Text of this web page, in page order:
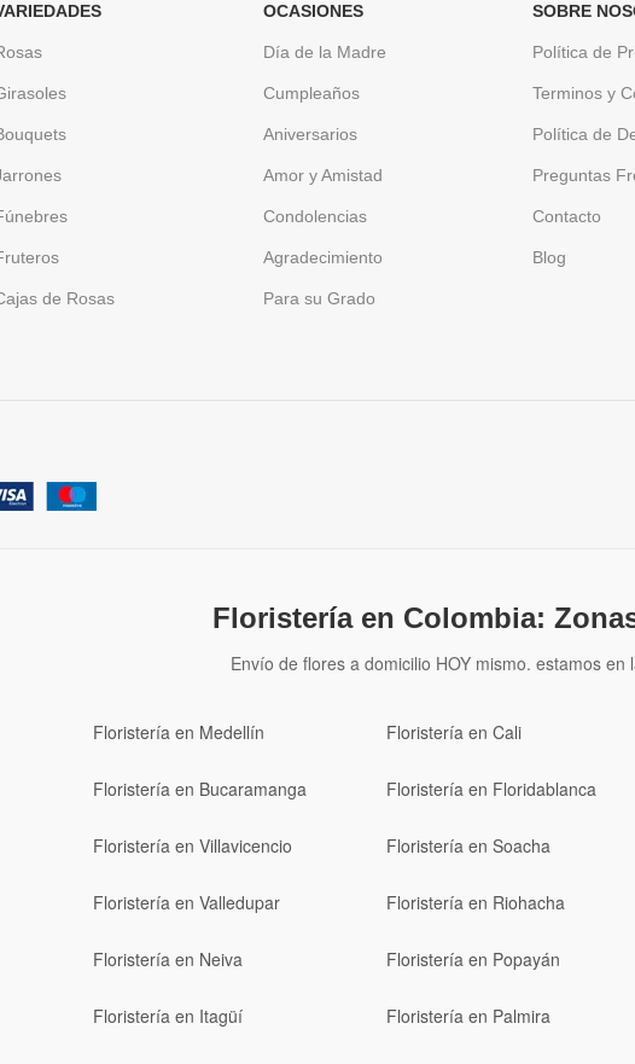
de Rosas
OCASIONES
Día de la Madre
Cumpleaños
Aniversarios
Amor y Amistad
Condolencias
Agradecimiento
Para su Grado
SOBRE
Política de
Terminos y
Política de
Preguntas
Contacto
Blog
Floristería en Colombia:
Envío de flores a domicilio HOY mismo. estamos en
Floristería en Medellín Floristería en Cali
Floristería en Bucaramanga Floristería en Floridablanca
Floristería en Villavicencio Floristería en Soacha
Floristería en Valledupar Floristería en Riohacha
Floristería en Neiva Floristería en Popayán
Floristería en Itagüí Floristería en Palmira